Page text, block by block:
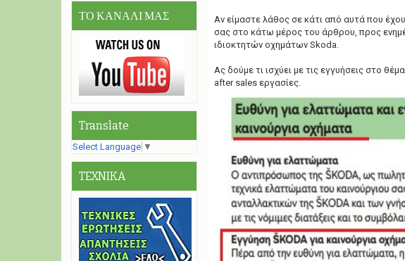
Αν είμαστε λάθος σε κάτι από αυτά που
σας στο κάτω μέρος του άρθρου, προς
ιδιοκτητών οχημάτων Skoda.
Ας δούμε τι ισχύει με τις εγγυήσεις στο
after sales εργασίες.
ΤΟ ΚΑΝΑΛΙ ΜΑΣ
Translate
Select Language ▼
TEXNIKA